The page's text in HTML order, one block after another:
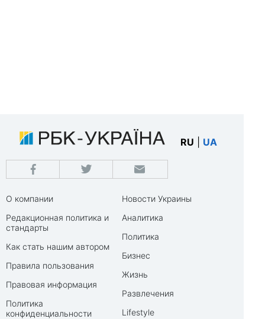
RU UA
О компании
Редакционная политика и
стандарты
Как стать нашим автором
Правила пользования
Правовая информация
Политика
конфиденциальности
Новости Украины
Аналитика
Политика
Бизнес
Жизнь
Развлечения
Lifestyle